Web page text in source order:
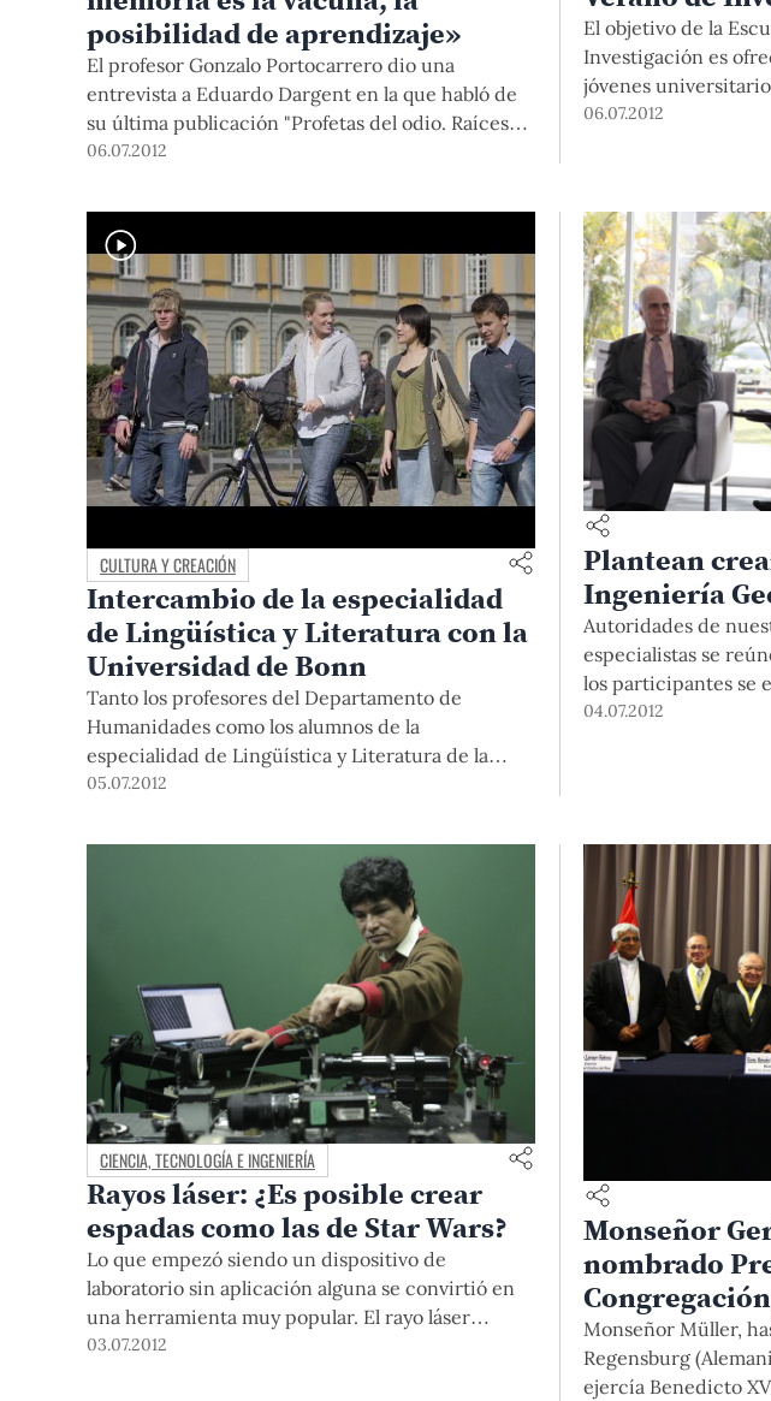
posibilidad de aprendizaje»
El profesor Gonzalo Portocarrero dio una
entrevista a Eduardo Dargent en la que habló de
su última publicación "Profetas del odio. Raíces
culturales y líderes de Sendero Luminoso" y de las
06.07.2012
Universidad
Madrid
El objetivo de la
Investigación es
jóvenes
para que se inicien
06.07.2012
CULTURA Y CREACIÓN
Intercambio de la especialidad
de Lingüística y Literatura con la
Universidad de Bonn
Tanto los profesores del Departamento de
Humanidades como los alumnos de la
especialidad de Lingüística y Literatura de la
PUCP pueden ser beneficiados con el
DAAD (Servicio Alemán de Intercambio
05.07.2012
Plantean
Ingeniería
Autoridades de
especialistas se
los participantes se
decano de la
04.07.2012
CIENCIA, TECNOLOGÍA E INGENIERÍA
Rayos láser: ¿Es posible crear
espadas como las de Star Wars?
Lo que empezó siendo un dispositivo de
laboratorio sin aplicación alguna se convirtió en
una herramienta muy popular. El rayo láser
también redujo su tamaño y ha logrado ser igual
03.07.2012
Monseñor
nombrado
de la Fe
Monseñor Müller,
Regensburg
ejercía Benedicto